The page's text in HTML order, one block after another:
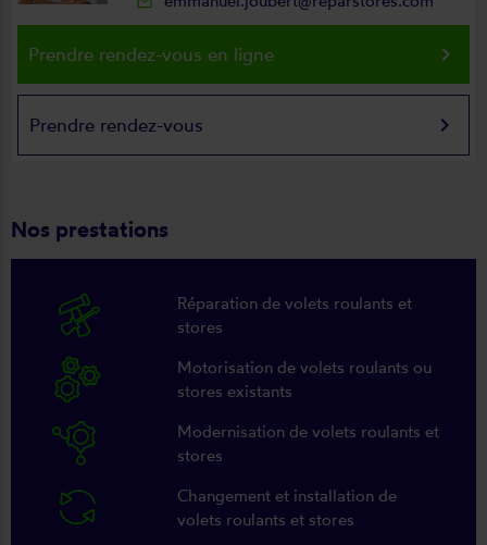
Prendre rendez-vous en ligne keyboard_arrow_right
Prendre rendez-vous keyboard_arrow_right
Nos prestations
Réparation de volets roulants et
stores
Motorisation de volets roulants ou
stores existants
Modernisation de volets roulants et
stores
Changement et installation de
volets roulants et stores